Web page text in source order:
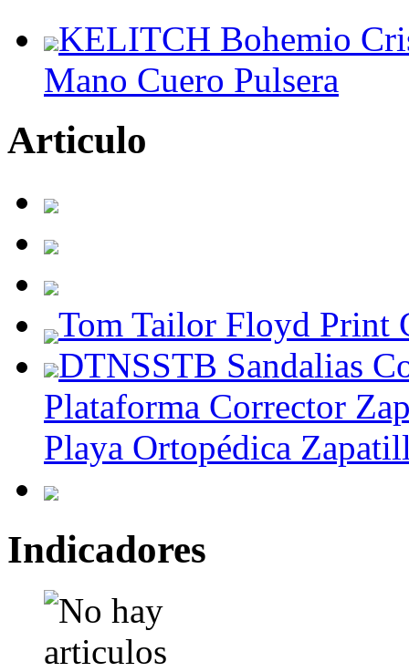
KELITCH Bohemio
Mano Cuero Pulsera
Articulo
Tom Tailor Floyd Print
DTNSSTB Sandalias
Plataforma Corrector
Playa Ortopédica
Indicadores